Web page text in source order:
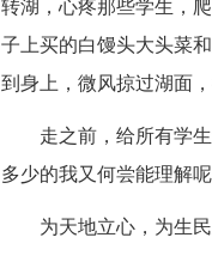
转湖，心疼那些学生，
子上买的白馒头大头菜
到身上，微风掠过湖面
走之前，给所有学生
多少的我又何尝能理解
为天地立心，为生民